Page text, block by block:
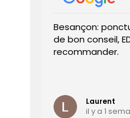
Besançon:
de bon conseil,
recommander.
Laurent
il y a 1